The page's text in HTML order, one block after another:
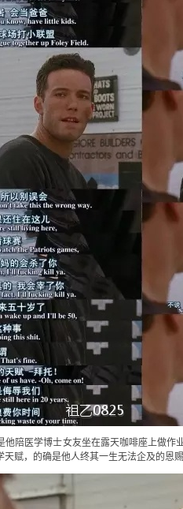
他陪医学博士女友坐在露天咖啡座上做
赋，的确是他人终其一生无法企及的恩